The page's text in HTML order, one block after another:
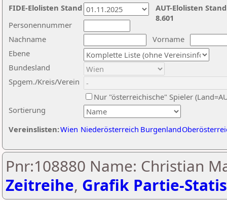
Nachname
Vorname
Ebene
Sortierung
Personennummer
Bundesland
Spgem./Kreis/Verein
Nur "österreichische" Spieler
Vereinslisten:Wien Niederösterreich Burgenland
AUT-Elolisten
8.601
FIDE-Elolisten Stand
Pnr:108880 Name: Christian
Zeitreihe, Grafik Partie-